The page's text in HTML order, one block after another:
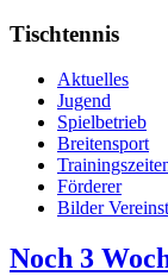
Tischtennis
Aktuelles
Jugend
Spielbetrieb
Breitensport
Förderer
Bilder
Noch 3